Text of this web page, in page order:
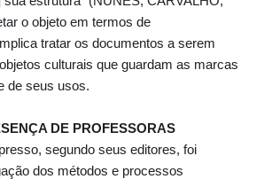
o objeto em termos de
tratar os documentos a serem
culturais que guardam as marcas
de seus usos.
DE PROFESSORAS
segundo seus editores, foi
dos métodos e processos